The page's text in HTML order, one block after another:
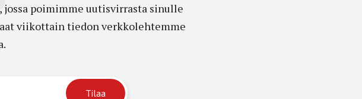
jossa poimimme uutisvirrasta sinulle
viikottain tiedon verkkolehtemme